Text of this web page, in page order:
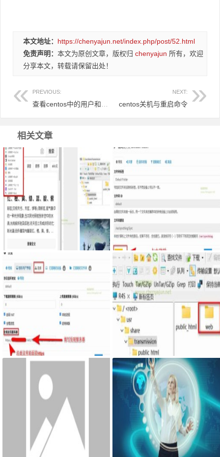
本文地址： https://chenyajun.net/index.php/post/52.html
免责声明： 本文为原创文章，版权归 chenyajun 所有，欢迎
分享本文，转载请保留出处！
PREVIOUS: NEXT:
centos关机与重启命令
相关文章
Google Chrome浏览器右侧边栏嵌
Syncthing在同一台设备上不同的
文件夹之间来实现文件夹的同步
利用Syncthing备份到云储存
服务器搭建syncthing客户端，自
己私有syncthing发现服务器和中
继服务器
最新固件里transmission页面提示
Couldn't find Transmission's web
interface files错误
网页添加密码访问JS代码
宝塔面板搭建可道云 可访问系统
目录方法